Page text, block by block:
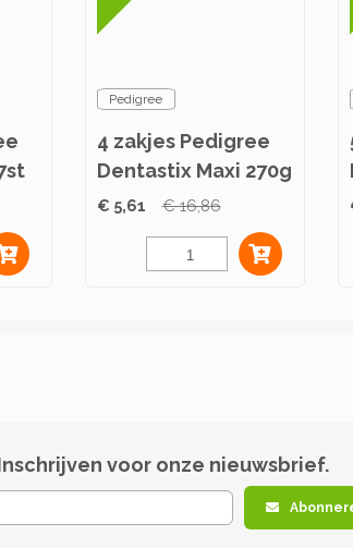
Pedigree
4 zakjes Pedigree
Dentastix Maxi 270g
€ 5,61 € 16,86
voor onze nieuwsbrief.